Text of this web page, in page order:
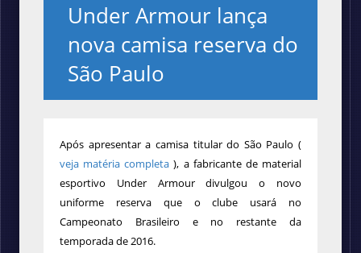
Under Armour lança
nova camisa reserva do
São Paulo
Após apresentar a camisa titular do São Paulo (
veja matéria completa ), a fabricante de material
esportivo Under Armour divulgou o novo
uniforme reserva que o clube usará no
Campeonato Brasileiro e no restante da
temporada de 2016.